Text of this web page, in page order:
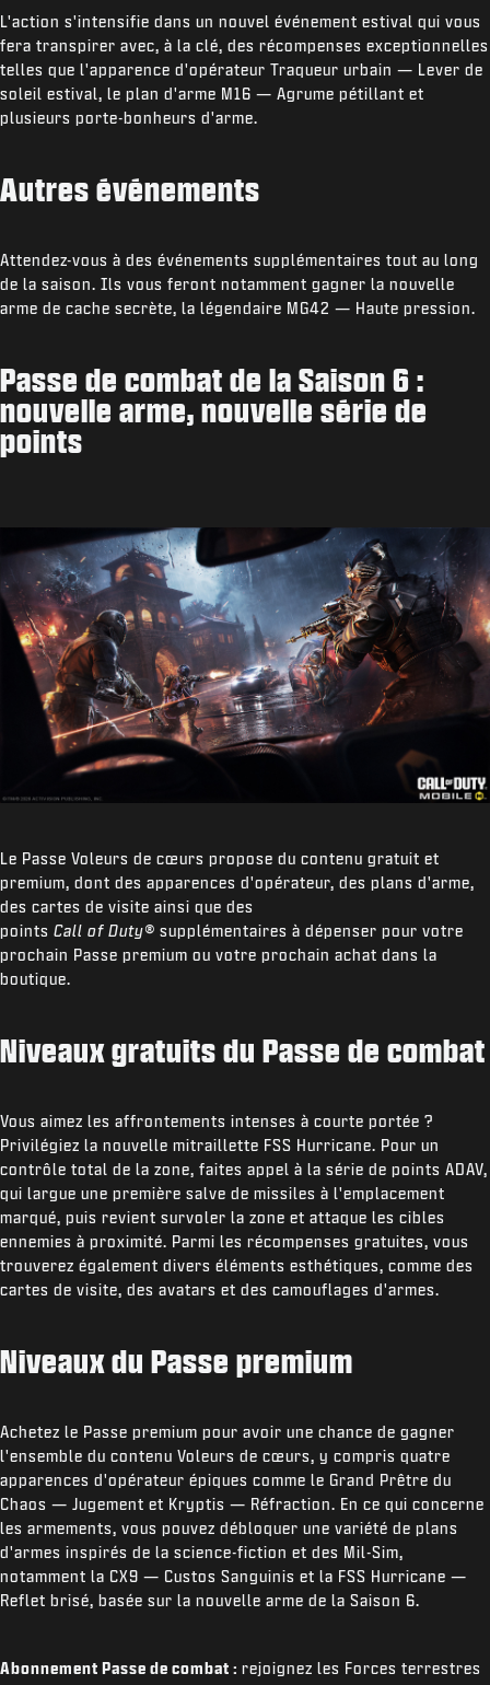
L'action s'intensifie dans un nouvel événement estival qui vous
fera transpirer avec, à la clé, des récompenses exceptionnelles
telles que l'apparence d'opérateur Traqueur urbain — Lever de
soleil estival, le plan d'arme M16 — Agrume pétillant et
plusieurs porte-bonheurs d'arme.
Autres événements
Attendez-vous à des événements supplémentaires tout au long
de la saison. Ils vous feront notamment gagner la nouvelle
arme de cache secrète, la légendaire MG42 — Haute pression.
Passe de combat de la Saison 6 :
nouvelle arme, nouvelle série de
points
Le Passe Voleurs de cœurs propose du contenu gratuit et
premium, dont des apparences d'opérateur, des plans d'arme,
des cartes de visite ainsi que des
points Call of Duty® supplémentaires à dépenser pour votre
prochain Passe premium ou votre prochain achat dans la
boutique.
Niveaux gratuits du Passe de combat
Vous aimez les affrontements intenses à courte portée ?
Privilégiez la nouvelle mitraillette FSS Hurricane. Pour un
contrôle total de la zone, faites appel à la série de points ADAV,
qui largue une première salve de missiles à l'emplacement
marqué, puis revient survoler la zone et attaque les cibles
ennemies à proximité. Parmi les récompenses gratuites, vous
trouverez également divers éléments esthétiques, comme des
cartes de visite, des avatars et des camouflages d'armes.
Niveaux du Passe premium
Achetez le Passe premium pour avoir une chance de gagner
l'ensemble du contenu Voleurs de cœurs, y compris quatre
apparences d'opérateur épiques comme le Grand Prêtre du
Chaos — Jugement et Kryptis — Réfraction. En ce qui concerne
les armements, vous pouvez débloquer une variété de plans
d'armes inspirés de la science-fiction et des Mil-Sim,
notamment la CX9 — Custos Sanguinis et la FSS Hurricane —
Reflet brisé, basée sur la nouvelle arme de la Saison 6.
Abonnement Passe de combat : rejoignez les Forces terrestres